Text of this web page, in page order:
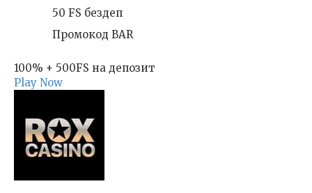
50 FS бездеп
Промокод BAR
100% + 500FS на депозит
Play Now